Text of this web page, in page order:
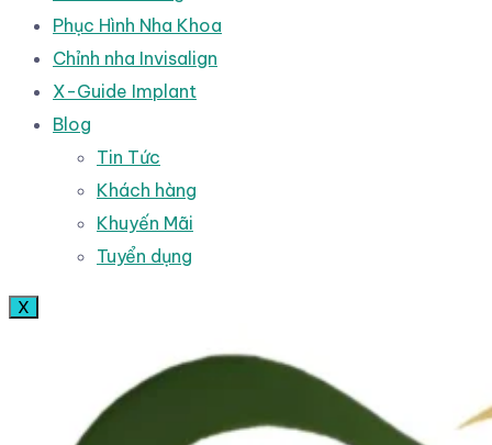
Phục Hình Nha Khoa
Chỉnh nha Invisalign
X-Guide Implant
Blog
Tin Tức
Khách hàng
Khuyến Mãi
Tuyển dụng
X